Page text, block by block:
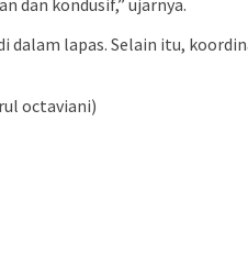
dan kondusif,” ujarnya.
lapas. Selain itu,
octaviani)